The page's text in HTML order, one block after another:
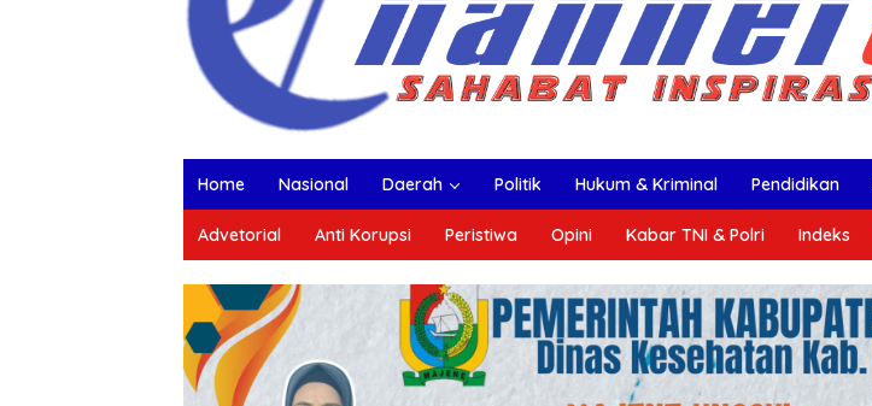
Home Nasional Daerah Politik Hukum & Kriminal Pendidikan
Advetorial Anti Korupsi Peristiwa Opini Kabar TNI & Polri Indeks